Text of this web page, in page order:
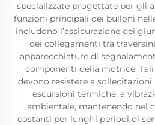
specializzate progettate per gli
funzioni principali dei bulloni
includono l’assicurazione dei
dei collegamenti tra
apparecchiature di
componenti della motrice.
devono resistere a
escursioni termiche, a
ambientale, mantenendo nel
costanti per lunghi periodi di